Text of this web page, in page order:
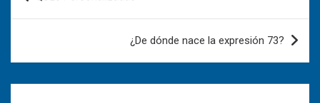
de
¿De dónde nace la expresión 73?